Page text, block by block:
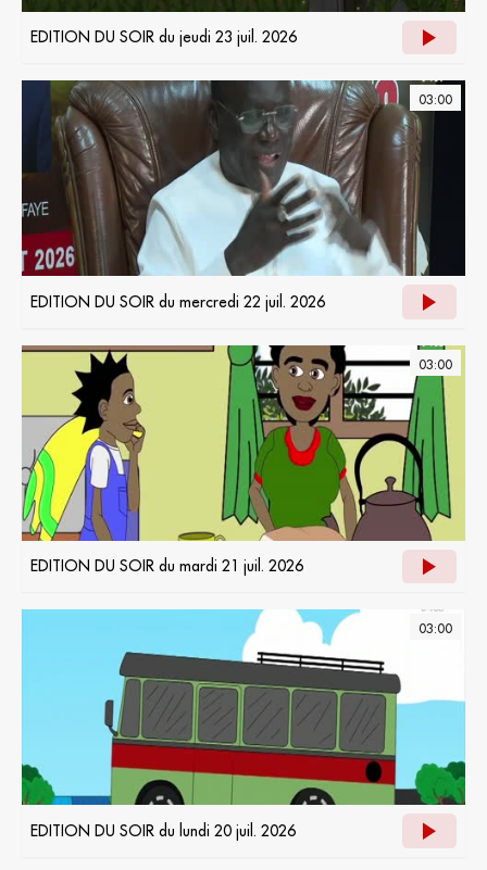
EDITION DU SOIR du jeudi 23 juil. 2026
03:00
EDITION DU SOIR du mercredi 22 juil. 2026
03:00
EDITION DU SOIR du mardi 21 juil. 2026
03:00
EDITION DU SOIR du lundi 20 juil. 2026